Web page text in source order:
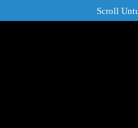
ke
Scroll